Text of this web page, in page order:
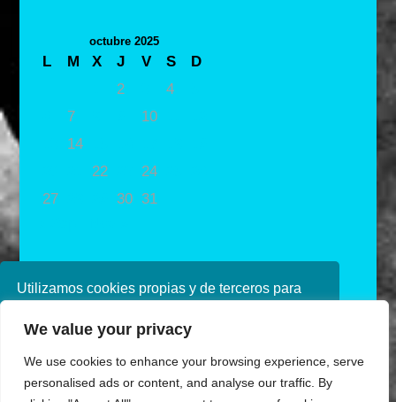
Utilizamos cookies propias y de terceros para
navegando, consideramos que acepta su uso.
política de cookies consulte nuestra
Política de
privacidad
We value your privacy
We use cookies to enhance your browsing experience, serve
personalised ads or content, and analyse our traffic. By
octubre 2025
L M X J V S
D
2 4
7 10
14
22 24
27
30 31